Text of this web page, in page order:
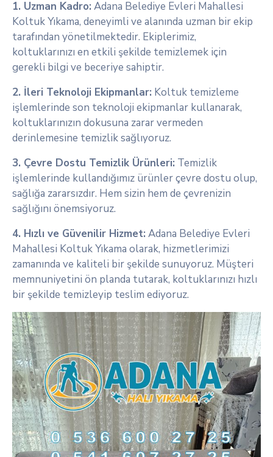
1. Uzman Kadro: Adana Belediye Evleri Mahallesi
Koltuk Yıkama, deneyimli ve alanında uzman bir ekip
tarafından yönetilmektedir. Ekiplerimiz,
koltuklarınızı en etkili şekilde temizlemek için
gerekli bilgi ve beceriye sahiptir.
2. İleri Teknoloji Ekipmanlar: Koltuk temizleme
işlemlerinde son teknoloji ekipmanlar kullanarak,
koltuklarınızın dokusuna zarar vermeden
derinlemesine temizlik sağlıyoruz.
3. Çevre Dostu Temizlik Ürünleri: Temizlik
işlemlerinde kullandığımız ürünler çevre dostu olup,
sağlığa zararsızdır. Hem sizin hem de çevrenizin
sağlığını önemsiyoruz.
4. Hızlı ve Güvenilir Hizmet: Adana Belediye Evleri
Mahallesi Koltuk Yıkama olarak, hizmetlerimizi
zamanında ve kaliteli bir şekilde sunuyoruz. Müşteri
memnuniyetini ön planda tutarak, koltuklarınızı hızlı
bir şekilde temizleyip teslim ediyoruz.